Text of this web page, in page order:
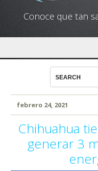
Conoce que tan
febrero 24, 2021
Chihuahua
generar 3